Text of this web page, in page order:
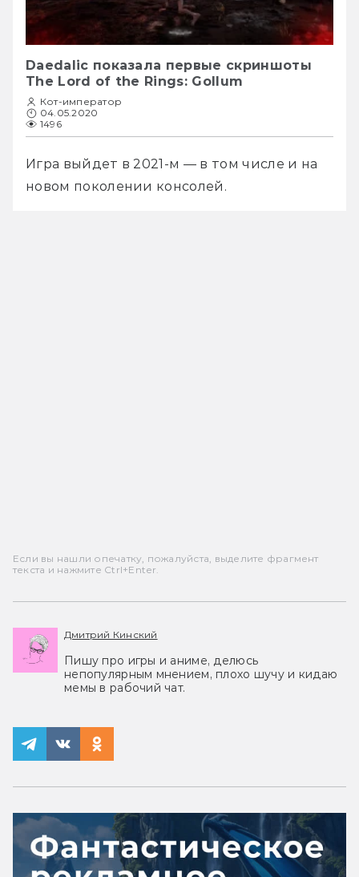
Daedalic показала первые скриншоты
The Lord of the Rings: Gollum
Кот-император
04.05.2020
1496
Игра выйдет в 2021-м — в том числе и на
новом поколении консолей.
Если вы нашли опечатку, пожалуйста, выделите фрагмент
текста и нажмите Ctrl+Enter.
Дмитрий Кинский
Пишу про игры и аниме, делюсь
непопулярным мнением, плохо шучу и кидаю
мемы в рабочий чат.